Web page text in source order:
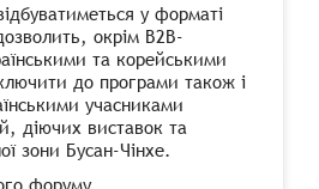
у форматі
окрім В2В-
та корейськими
до програми також і
учасниками
діючих виставок та
зони Бусан-Чінхе.